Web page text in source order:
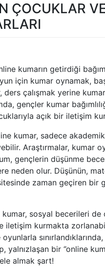
ÇOCUKLAR
kumarın getirdiği
için kumar oynamak,
çalışmak yerine
gençler kumar
açık bir iletişim
kumar, sadece
Araştırmalar, kumar
gençlerin düşünme
neden olur. Düşünün,
zaman geçiren bir
kumar, sosyal becerileri de
kurmakta
bir ‘’online
almak şart!